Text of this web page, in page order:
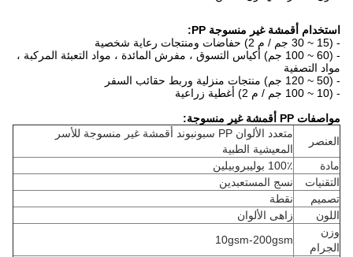
استخدام أقمشة غير منسوجة PP:
- (15 ~ 30 جم / م 2) حفاضات ومنتجات رعاية شخصية
- (60 ~ 100 جم) أكياس التسوق ، مفرش المائدة ، مواد التعبئة المركبة ،
مواد التصفية
- (50 ~ 120 جم) منتجات منزلية وربط حقائب السفر
- (10 ~ 100 جم / م 2) أغطية زراعية
مواصفات PP أقمشة غير منسوجة:
العنصر
متعدد الألوان PP سبونبوند أقمشة غير منسوجة للأسر
المعيشية الطبية
مادة
100٪ بوليبروبيلين
التقنيات
نسج المستعبدين
تصميم
نقطة
اللون
زاهى الألوان
وزن
الجرام
10gsm-200gsm